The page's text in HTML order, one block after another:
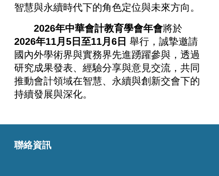
智慧與永續時代下的角色定位與未來方向。
2026年中華會計教育學會年會將於
2026年11月5日至11月6日 舉行，誠摯邀請
國內外學術界與實務界先進踴躍參與，透過
研究成果發表、經驗分享與意見交流，共同
推動會計領域在智慧、永續與創新交會下的
持續發展與深化。
聯絡資訊